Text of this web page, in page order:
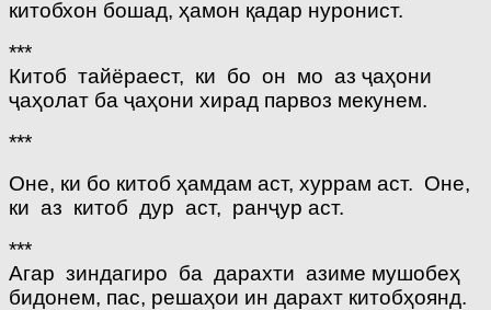
китобхон бошад, ҳамон қадар нуронист.
***
Китоб тайёраест, ки бо он мо аз ҷаҳони
ҷаҳолат ба ҷаҳони хирад парвоз мекунем.
***
Оне, ки бо китоб ҳамдам аст, хуррам аст. Оне,
ки аз китоб дур аст, ранҷур аст.
***
Агар зиндагиро ба дарахти азиме мушобеҳ
бидонем, пас, решаҳои ин дарахт китобҳоянд.